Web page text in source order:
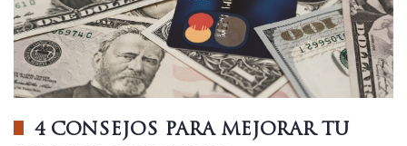
4 CONSEJOS PARA MEJORAR TU